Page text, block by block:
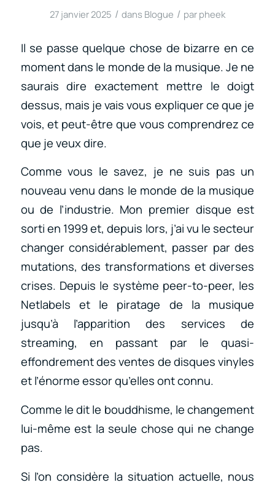
27 janvier 2025 / dans Blogue / par pheek
Il se passe quelque chose de bizarre en ce
moment dans le monde de la musique. Je ne
saurais dire exactement mettre le doigt
dessus, mais je vais vous expliquer ce que je
vois, et peut-être que vous comprendrez ce
que je veux dire.
Comme vous le savez, je ne suis pas un
nouveau venu dans le monde de la musique
ou de l’industrie. Mon premier disque est
sorti en 1999 et, depuis lors, j’ai vu le secteur
changer considérablement, passer par des
mutations, des transformations et diverses
crises. Depuis le système peer-to-peer, les
Netlabels et le piratage de la musique
jusqu’à l’apparition des services de
streaming, en passant par le quasi-
effondrement des ventes de disques vinyles
et l’énorme essor qu’elles ont connu.
Comme le dit le bouddhisme, le changement
lui-même est la seule chose qui ne change
pas.
Si l’on considère la situation actuelle, nous